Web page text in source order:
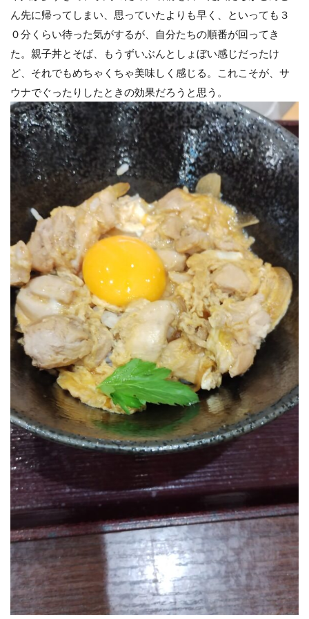
ん先に帰ってしまい、思っていたよりも早く、といっても３
０分くらい待った気がするが、自分たちの順番が回ってき
た。親子丼とそば、もうずいぶんとしょぼい感じだったけ
ど、それでもめちゃくちゃ美味しく感じる。これこそが、サ
ウナでぐったりしたときの効果だろうと思う。